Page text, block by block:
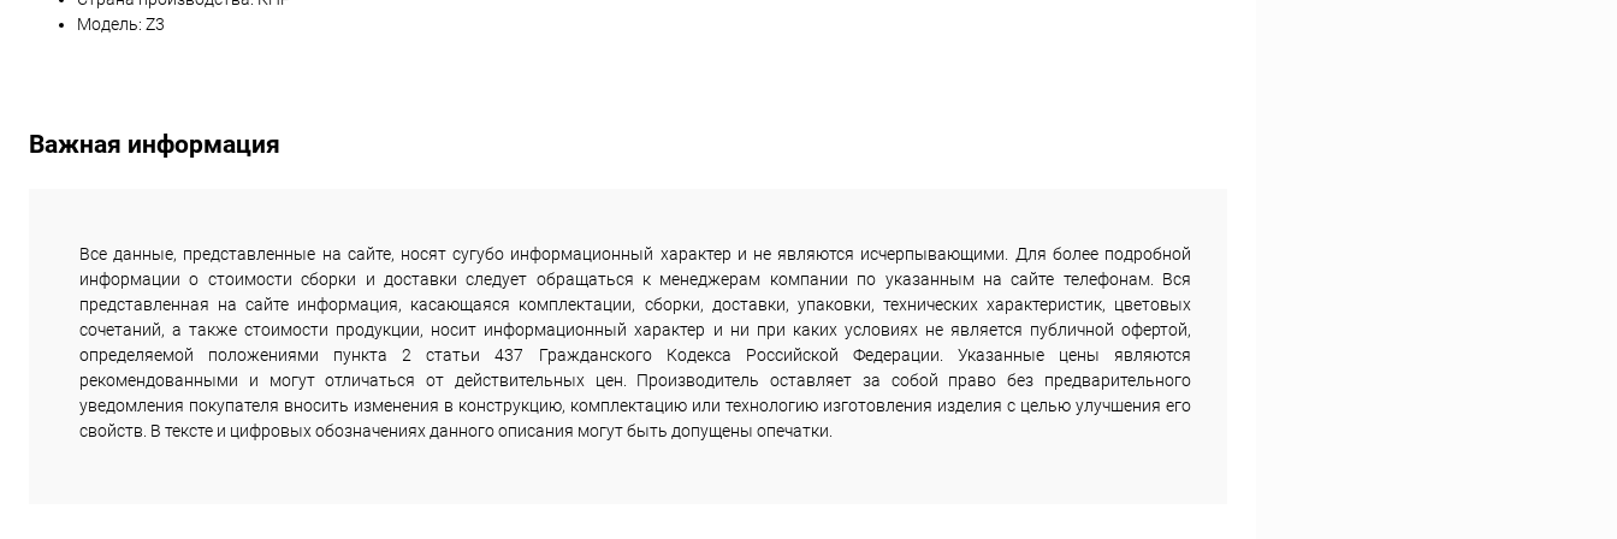
Модель: Z3
Важная информация
Все данные, представленные на сайте, носят сугубо информационный характер и не являются исчерпывающими. Для более подробной
информации о стоимости сборки и доставки следует обращаться к менеджерам компании по указанным на сайте телефонам. Вся
представленная на сайте информация, касающаяся комплектации, сборки, доставки, упаковки, технических характеристик, цветовых
сочетаний, а также стоимости продукции, носит информационный характер и ни при каких условиях не является публичной офертой,
определяемой положениями пункта 2 статьи 437 Гражданского Кодекса Российской Федерации. Указанные цены являются
рекомендованными и могут отличаться от действительных цен. Производитель оставляет за собой право без предварительного
уведомления покупателя вносить изменения в конструкцию, комплектацию или технологию изготовления изделия с целью улучшения его
свойств. В тексте и цифровых обозначениях данного описания могут быть допущены опечатки.